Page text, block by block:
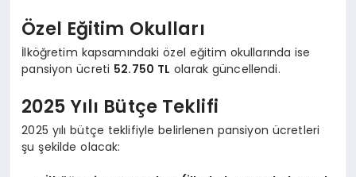
Özel Eğitim Okulları
İlköğretim kapsamındaki özel eğitim okullarında ise
pansiyon ücreti 52.750 TL olarak güncellendi.
2025 Yılı Bütçe Teklifi
2025 yılı bütçe teklifiyle belirlenen pansiyon ücretleri
şu şekilde olacak: